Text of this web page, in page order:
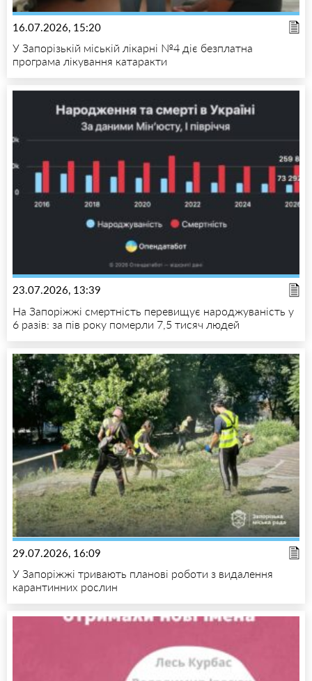
16.07.2026, 15:20
У Запорізькій міській лікарні №4 діє безплатна
програма лікування катаракти
23.07.2026, 13:39
На Запоріжжі смертність перевищує народжуваність у
6 разів: за пів року померли 7,5 тисяч людей
29.07.2026, 16:09
У Запоріжжі тривають планові роботи з видалення
карантинних рослин